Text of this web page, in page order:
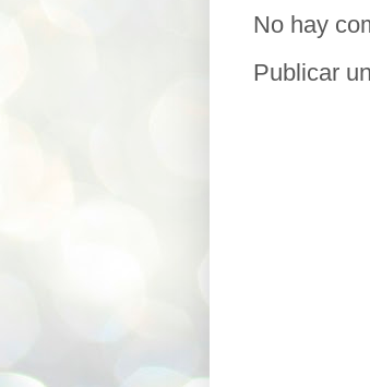
No hay
Publicar